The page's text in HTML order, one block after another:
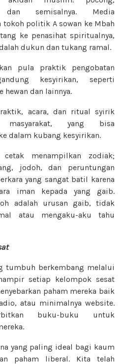
semisalnya. Media
tokoh politik A sowan ke Mbah
ke penasihat spiritualnya,
dukun dan tukang ramal.
pula praktik pengobatan
kesyirikan, seperti
hewan dan lainnya.
acara, dan ritual syirik
masyarakat, yang bisa
dalam kubang kesyirikan.
menampilkan zodiak;
jodoh, dan peruntungan
yang sangat batil karena
iman kepada yang gaib.
adalah urusan gaib, tidak
atau mengaku-aku tahu
tumbuh berkembang melalui
setiap kelompok sesat
paham mereka baik
atau minimalnya website.
buku-buku untuk
yang paling ideal bagi kaum
paham liberal. Kita telah